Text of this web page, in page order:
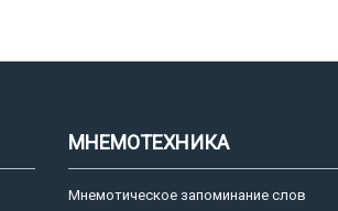
МНЕМОТЕХНИКА
Мнемотическое запоминание слов